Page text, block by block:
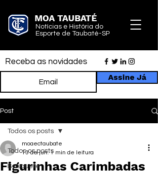
MOA TAUBATÉ
Notícias e História do
Esporte de Taubaté-SP
Receba as novidades
Assine Já
Post
Todos os posts
Basquete
Todos os posts
Figurinhas Carimbadas
moaectaubate
13 de jun. 1 min de leitura